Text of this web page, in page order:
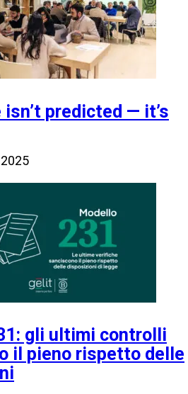
predicted — it’s
gli ultimi controlli
il pieno rispetto delle